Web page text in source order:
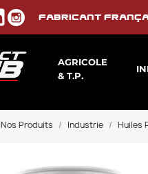
Fabricant
AGRICOLE
& T.P.
Nos Produits Industrie Huiles